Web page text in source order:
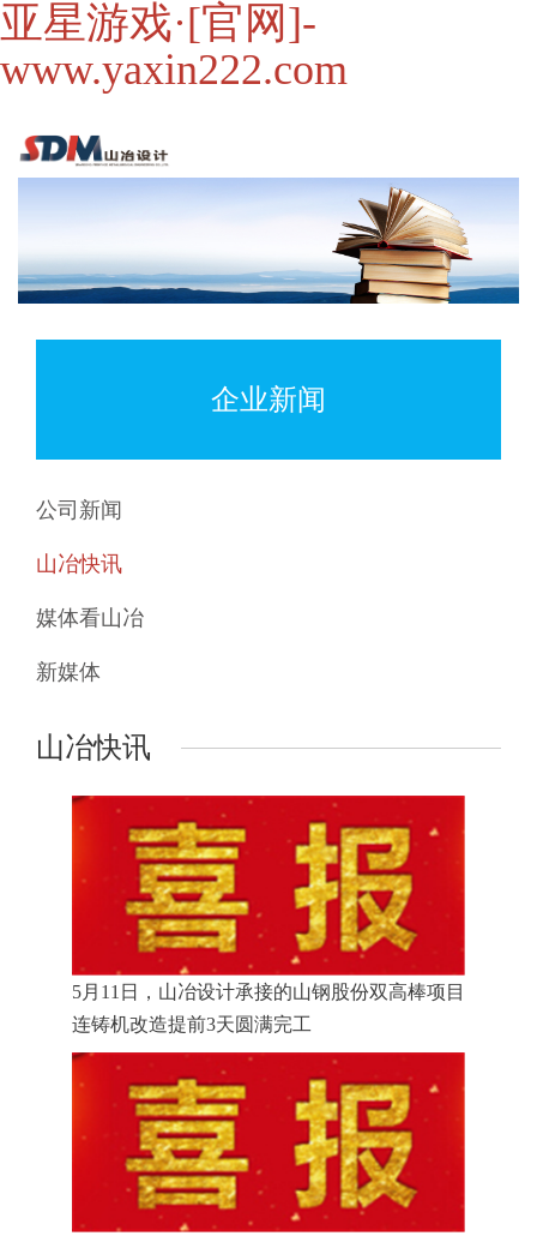
亚星游戏·[官网]-
www.yaxin222.com
企业新闻
公司新闻
山冶快讯
媒体看山冶
新媒体
山冶快讯
5月11日，山冶设计承接的山钢股份双高棒项目
连铸机改造提前3天圆满完工